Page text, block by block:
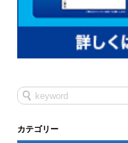
カテゴリー